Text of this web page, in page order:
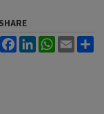
SHARE
FacebookLinkedInWhatsApp
Email